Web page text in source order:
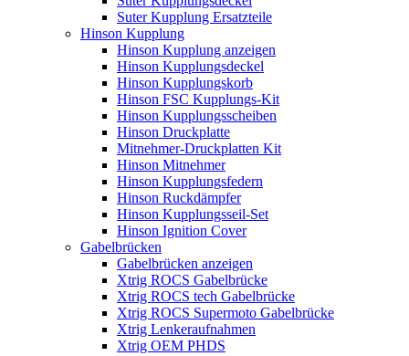
Suter Kupplung Ersatzteile
Hinson Kupplung
Hinson Kupplung anzeigen
Hinson Kupplungsdeckel
Hinson Kupplungskorb
Hinson FSC Kupplungs-Kit
Hinson Kupplungsscheiben
Hinson Druckplatte
Mitnehmer-Druckplatten Kit
Hinson Mitnehmer
Hinson Kupplungsfedern
Hinson Ruckdämpfer
Hinson Kupplungsseil-Set
Hinson Ignition Cover
Gabelbrücken
Gabelbrücken anzeigen
Xtrig ROCS Gabelbrücke
Xtrig ROCS tech Gabelbrücke
Xtrig ROCS Supermoto Gabelbrücke
Xtrig Lenkeraufnahmen
Xtrig OEM PHDS